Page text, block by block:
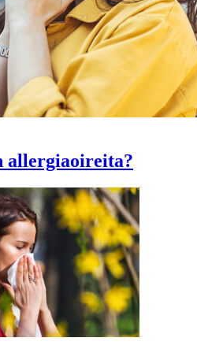
allergiaoireita?